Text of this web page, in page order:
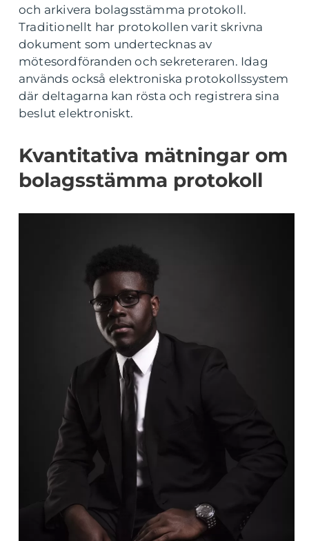
och arkivera bolagsstämma protokoll.
Traditionellt har protokollen varit skrivna
dokument som undertecknas av
mötesordföranden och sekreteraren. Idag
används också elektroniska protokollssystem
där deltagarna kan rösta och registrera sina
beslut elektroniskt.
Kvantitativa mätningar om
bolagsstämma protokoll